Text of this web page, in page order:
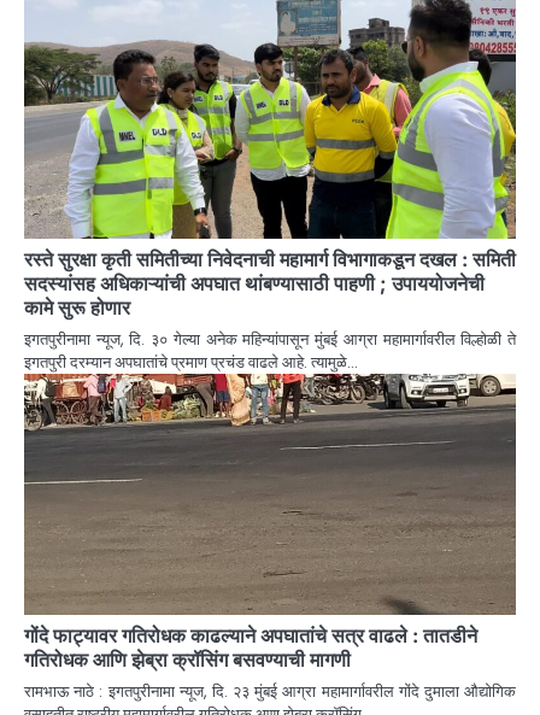
रस्ते सुरक्षा कृती समितीच्या निवेदनाची महामार्ग विभागाकडून दखल : समिती
सदस्यांसह अधिकाऱ्यांची अपघात थांबण्यासाठी पाहणी ; उपाययोजनेची
कामे सुरू होणार
इगतपुरीनामा न्यूज, दि. ३० गेल्या अनेक महिन्यांपासून मुंबई आग्रा महामार्गावरील विल्होळी ते
इगतपुरी दरम्यान अपघातांचे प्रमाण प्रचंड वाढले आहे. त्यामुळे…
गोंदे फाट्यावर गतिरोधक काढल्याने अपघातांचे सत्र वाढले : तातडीने
गतिरोधक आणि झेब्रा क्रॉसिंग बसवण्याची मागणी
रामभाऊ नाठे : इगतपुरीनामा न्यूज, दि. २३ मुंबई आग्रा महामार्गावरील गोंदे दुमाला औद्योगिक